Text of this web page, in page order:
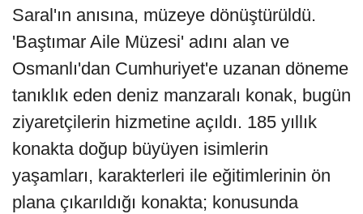
Saral'ın anısına, müzeye dönüştürüldü.
'Baştımar Aile Müzesi' adını alan ve
Osmanlı'dan Cumhuriyet'e uzanan döneme
tanıklık eden deniz manzaralı konak, bugün
ziyaretçilerin hizmetine açıldı. 185 yıllık
konakta doğup büyüyen isimlerin
yaşamları, karakterleri ile eğitimlerinin ön
plana çıkarıldığı konakta; konusunda